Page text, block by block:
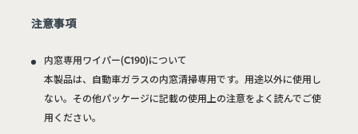
注意事項
内窓専用ワイパー(C190)について
本製品は、自動車ガラスの内窓清掃専用です。用途以外に使用し
ない。その他パッケージに記載の使用上の注意をよく読んでご使
用ください。